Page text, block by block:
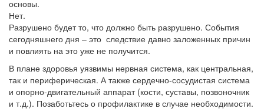
основы.
Нет.
Разрушено будет то, что должно быть разрушено. События
сегодняшнего дня – это следствие давно заложенных причин
и повлиять на это уже не получится.
В плане здоровья уязвимы нервная система, как центральная,
так и периферическая. А также сердечно-сосудистая система
и опорно-двигательный аппарат (кости, суставы, позвоночник
и т.д.). Позаботьтесь о профилактике в случае необходимости.